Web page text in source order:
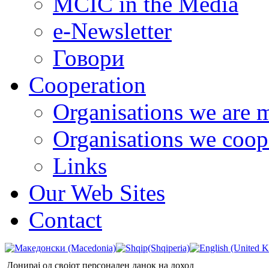
e-Newsletter
Говори
Cooperation
Organisations we are
Organisations we
Links
Our Web Sites
Contact
Донирај од својот персонален данок на доход